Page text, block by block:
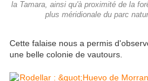
la Tamara, ainsi qu'à proximité de la
plus méridionale du parc
Cette falaise nous a permis
une belle colonie de vautours.